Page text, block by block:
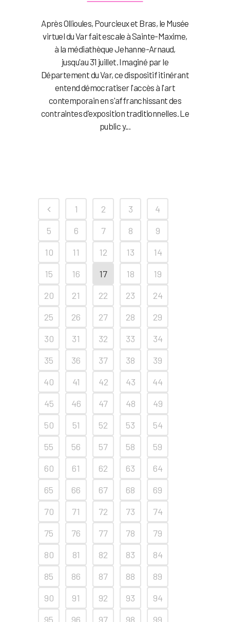
Après Ollioules, Pourcieux et Bras, le Musée
virtuel du Var fait escale à Sainte-Maxime,
à la médiathèque Jehanne-Arnaud,
jusqu'au 31 juillet. Imaginé par le
Département du Var, ce dispositif itinérant
entend démocratiser l'accès à l'art
contemporain en s'affranchissant des
contraintes d'exposition traditionnelles. Le
public y...
1 2 3
4
5
6 7 8
9
10
11 12 13
14
15
16 17 18
19
20
21 22 23
24
25
26 27 28
29
30
31 32 33
34
35
36 37 38
39
40
41 42 43
44
45
46 47 48
49
50
51 52 53
54
55
56 57 58
59
60
61 62 63
64
65
66 67 68
69
70
71 72 73
74
75
76 77 78
79
80
81 82 83
84
85
86 87 88
89
90
91 92 93
94
95
96 97 98
99